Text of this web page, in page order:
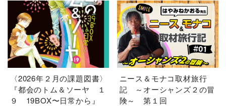
〈2026年２月の課題図書〉
『都会のトム＆ソーヤ １
９ 19BOX〜日常から』
ニース＆モナコ取材旅行
記 ～オーシャンズ２の冒
険～ 第１回